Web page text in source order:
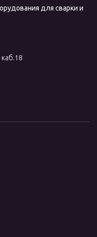
для сварки и